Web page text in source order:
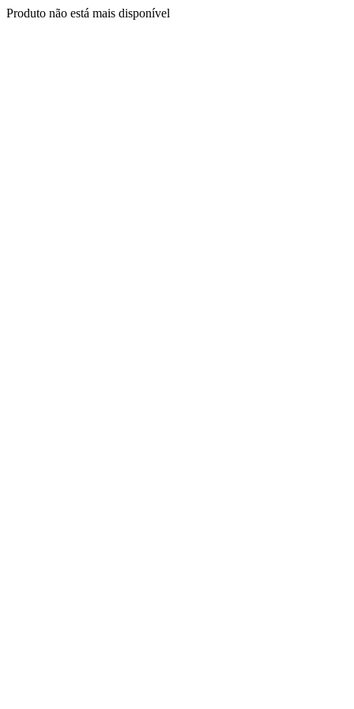
Produto não está mais disponível